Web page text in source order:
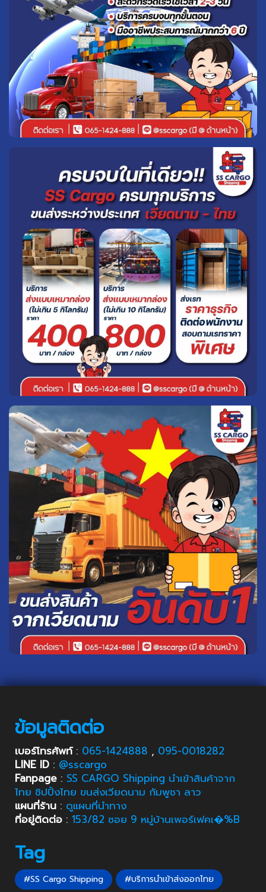
ข้อมูลติดต่อ
เบอร์โทรศัพท์: 065-1424888 , 095-0018282
LINE ID : @sscargo
Fanpage : SS CARGO Shipping นำเข้าสินค้าจาก
ไทย ชิปปิ้งไทย ขนส่งเวียดนาม กัมพูชา ลาว
แผนที่ร้าน : ดูแผนที่นำทาง
ที่อยู่ติดต่อ : 153/82 ซอย 9 หมู่บ้านเพอร์เฟคเ�%B
Tag
#SS Cargo Shipping
#บริการนำเข้าส่งออกไทย